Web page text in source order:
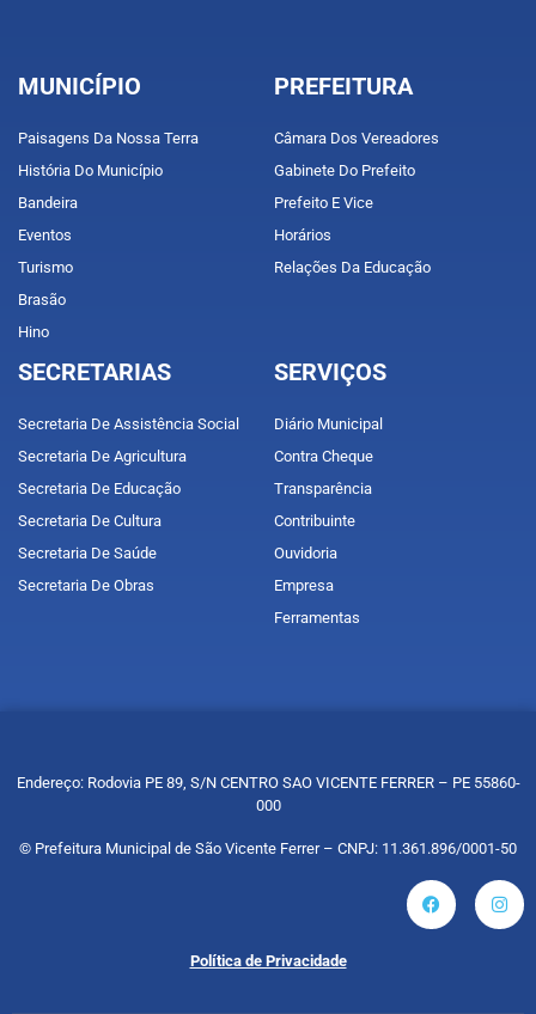
MUNICÍPIO
Paisagens Da Nossa Terra
História Do Município
Bandeira
Eventos
Turismo
Brasão
Hino
PREFEITURA
Câmara Dos Vereadores
Gabinete Do Prefeito
Prefeito E Vice
Horários
Relações Da Educação
SECRETARIAS
Secretaria De Assistência Social
Secretaria De Agricultura
Secretaria De Educação
Secretaria De Cultura
Secretaria De Saúde
Secretaria De Obras
SERVIÇOS
Diário Municipal
Contra Cheque
Transparência
Contribuinte
Ouvidoria
Empresa
Ferramentas
Endereço: Rodovia PE 89, S/N CENTRO SAO VICENTE FERRER – PE 55860-
000
© Prefeitura Municipal de São Vicente Ferrer – CNPJ: 11.361.896/0001-50
Política de Privacidade